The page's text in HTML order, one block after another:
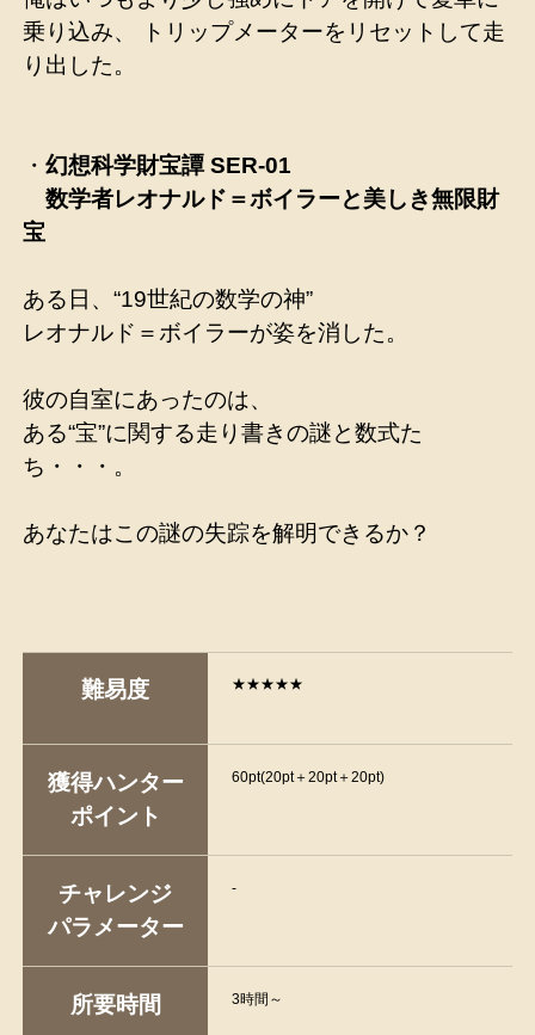
乗り込み、 トリップメーターをリセットして走
り出した。
・幻想科学財宝譚 SER-01
数学者レオナルド＝ボイラーと美しき無限財
宝
ある日、“19世紀の数学の神”
レオナルド＝ボイラーが姿を消した。
彼の自室にあったのは、
ある“宝”に関する走り書きの謎と数式た
ち・・・。
あなたはこの謎の失踪を解明できるか？
難易度 ★★★★★
獲得ハンター
ポイント
60pt(20pt＋20pt＋20pt)
チャレンジ
パラメーター
-
所要時間 3時間～